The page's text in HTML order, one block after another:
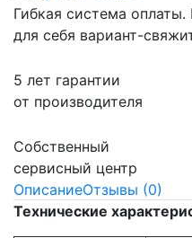
Гибкая система
для себя вариант-
5 лет гарантии
от производителя
Собственный
сервисный центр
ОписаниеОтзывы (0)
Технические